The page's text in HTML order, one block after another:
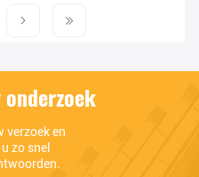
onderzoek
verzoek en
zo snel